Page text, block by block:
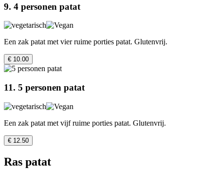
9. 4 personen patat
Een zak patat met vier ruime porties patat. Glutenvrij.
€ 10.00
11. 5 personen patat
Een zak patat met vijf ruime porties patat. Glutenvrij.
€ 12.50
Ras patat